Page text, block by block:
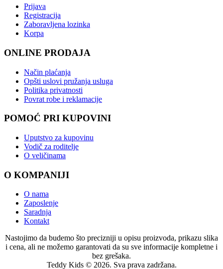
Prijava
Registracija
Zaboravljena lozinka
Korpa
ONLINE PRODAJA
Način plaćanja
Opšti uslovi pružanja usluga
Politika privatnosti
Povrat robe i reklamacije
POMOĆ PRI KUPOVINI
Uputstvo za kupovinu
Vodič za roditelje
O veličinama
O KOMPANIJI
O nama
Zaposlenje
Saradnja
Kontakt
Nastojimo da budemo što precizniji u opisu proizvoda, prikazu slika
i cena, ali ne možemo garantovati da su sve informacije kompletne i
bez grešaka.
Teddy Kids © 2026. Sva prava zadržana.